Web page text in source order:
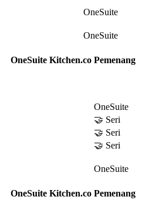
OneSuite
OneSuite
OneSuite Kitchen.co Pemenang
OneSuite
🤝 Seri
🤝 Seri
🤝 Seri
OneSuite
OneSuite Kitchen.co Pemenang